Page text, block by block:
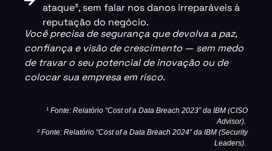
ataque³, sem falar nos danos irreparáveis à
reputação do negócio.
Você precisa de segurança que devolva a paz,
confiança e visão de crescimento — sem medo
de travar o seu potencial de inovação ou de
colocar sua empresa em risco.
¹ Fonte: Relatório “Cost of a Data Breach 2023”da IBM (CISO
Advisor).
² Fonte: Relatório “Cost of a Data Breach 2024”da IBM (Security
Leaders).